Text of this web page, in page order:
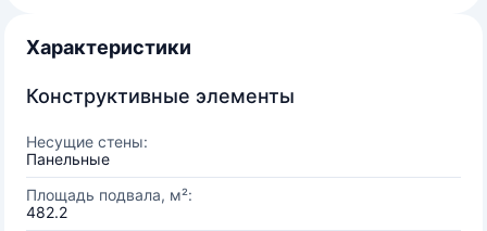
Характеристики
Конструктивные элементы
Несущие стены:
Панельные
Площадь подвала, м²:
482.2